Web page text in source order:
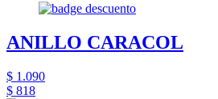
ANILLO CARACOL
$ 1.090
$ 818